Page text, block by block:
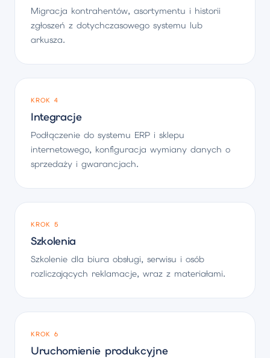
Migracja kontrahentów, asortymentu i historii
zgłoszeń z dotychczasowego systemu lub
arkusza.
KROK 4
Integracje
Podłączenie do systemu ERP i sklepu
internetowego, konfiguracja wymiany danych o
sprzedaży i gwarancjach.
KROK 5
Szkolenia
Szkolenie dla biura obsługi, serwisu i osób
rozliczających reklamacje, wraz z materiałami.
KROK 6
Uruchomienie produkcyjne